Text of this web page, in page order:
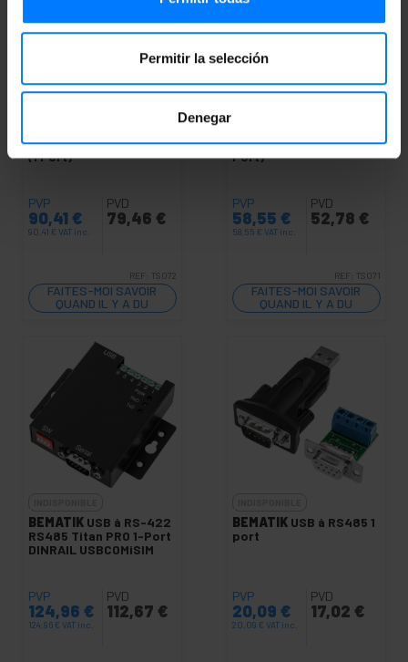
Permitir la selección
Denegar
RS422 RS485 Titan PRO
(1 Port)
PVP
90,41 €
90,41 € VAT inc.
PVD
79,46 €
REF: TS072
FAITES-MOI SAVOIR
QUAND IL Y A DU
STOCK
RS422 RS485 titan (1
Port)
PVP
58,55 €
58,55 € VAT inc.
PVD
52,78 €
REF: TS071
FAITES-MOI SAVOIR
QUAND IL Y A DU
STOCK
BEMATIK USB à RS-422
RS485 Titan PRO 1-Port
DINRAIL USBCOMiSIM
PVP
124,96 €
124,96 € VAT inc.
PVD
112,67 €
BEMATIK USB à RS485 1
port
PVP
20,09 €
20,09 € VAT inc.
PVD
17,02 €